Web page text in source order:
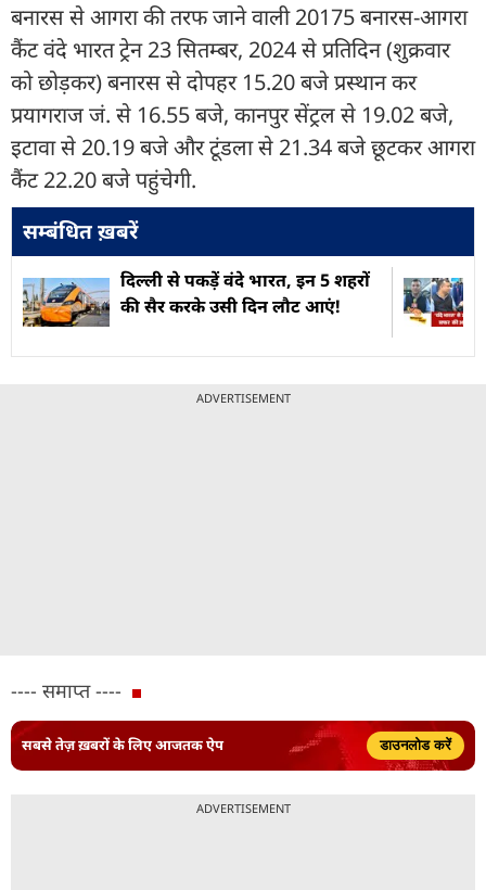
बनारस से आगरा की तरफ जाने वाली 20175 बनारस-आगरा
कैंट वंदे भारत ट्रेन 23 सितम्बर, 2024 से प्रतिदिन (शुक्रवार
को छोड़कर) बनारस से दोपहर 15.20 बजे प्रस्थान कर
प्रयागराज जं. से 16.55 बजे, कानपुर सेंट्रल से 19.02 बजे,
इटावा से 20.19 बजे और टूंडला से 21.34 बजे छूटकर आगरा
कैंट 22.20 बजे पहुंचेगी.
सम्बंधित ख़बरें
दिल्ली से पकड़ें वंदे भारत, इन 5 शहरों
की सैर करके उसी दिन लौट आएं!
ADVERTISEMENT
---- समाप्त ----
सबसे तेज़ ख़बरों के लिए आजतक ऐप डाउनलोड करें
ADVERTISEMENT